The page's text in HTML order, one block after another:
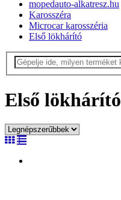
mopedauto-alkatresz.hu
Karosszéra
Microcar karosszéria
Első lökhárító
Első lökhárító